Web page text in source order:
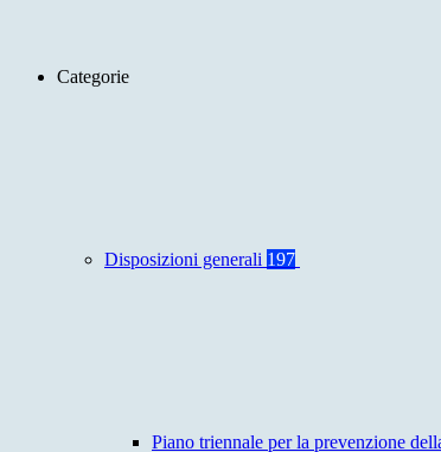
Categorie
Disposizioni generali 197
Piano triennale per la prevenzione